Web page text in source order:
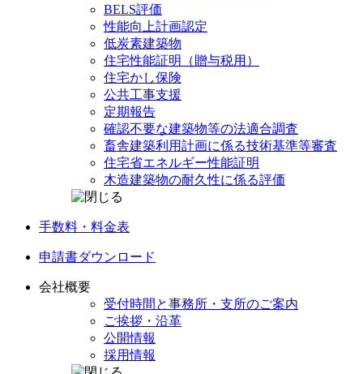
BELS評価
性能向上計画認定
低炭素建築物
住宅性能証明
（贈与税用）
住宅かし保険
公共工事支援
定期報告
確認不要な建築物等の法適合調査
畜舎建築利用計画に係る技術基準等審査
住宅省エネルギー性能証明
木造建築物の耐久性に係る評価
手数料・料金表
申請書ダウンロード
会社概要
受付時間と事務所・ 支所のご案内
ご挨拶・沿革
公開情報
採用情報